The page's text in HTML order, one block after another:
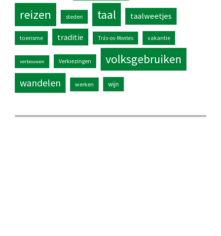
reizen steden taal taalweetjes
toerisme traditie Trás-os-Montes vakantie
verbouwen Verkiezingen volksgebruiken
wandelen werken wijn